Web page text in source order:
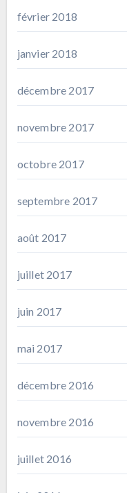
février 2018
janvier 2018
décembre 2017
novembre 2017
octobre 2017
septembre 2017
août 2017
juillet 2017
juin 2017
mai 2017
décembre 2016
novembre 2016
juillet 2016